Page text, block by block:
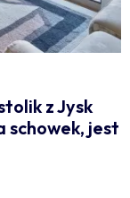
z Jysk
schowek, jest